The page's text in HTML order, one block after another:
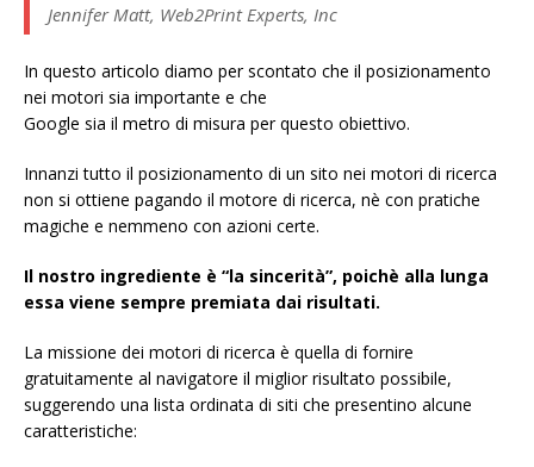
Jennifer Matt, Web2Print Experts, Inc
In questo articolo diamo per scontato che il posizionamento
nei motori sia importante e che
Google sia il metro di misura per questo obiettivo.
Innanzi tutto il posizionamento di un sito nei motori di ricerca
non si ottiene pagando il motore di ricerca, nè con pratiche
magiche e nemmeno con azioni certe.
Il nostro ingrediente è “la sincerità”, poichè alla lunga
essa viene sempre premiata dai risultati.
La missione dei motori di ricerca è quella di fornire
gratuitamente al navigatore il miglior risultato possibile,
suggerendo una lista ordinata di siti che presentino alcune
caratteristiche: